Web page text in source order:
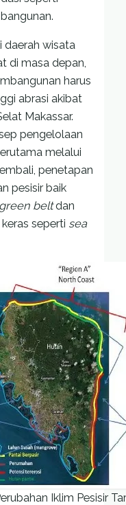
daerah wisata
di masa depan,
harus
abrasi akibat
Makassar.
pengelolaan
melalui
penetapan
pesisir baik
green beltdan
seperti sea
Iklim Pesisir